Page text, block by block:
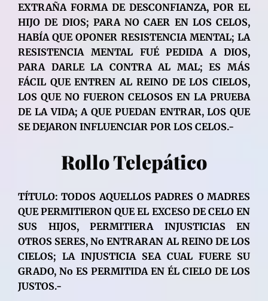
EXTRAÑA FORMA DE DESCONFIANZA, POR EL
HIJO DE DIOS; PARA NO CAER EN LOS CELOS,
HABÍA QUE OPONER RESISTENCIA MENTAL; LA
RESISTENCIA MENTAL FUÉ PEDIDA A DIOS,
PARA DARLE LA CONTRA AL MAL; ES MÁS
FÁCIL QUE ENTREN AL REINO DE LOS CIELOS,
LOS QUE NO FUERON CELOSOS EN LA PRUEBA
DE LA VIDA; A QUE PUEDAN ENTRAR, LOS QUE
SE DEJARON INFLUENCIAR POR LOS CELOS.-
Rollo Telepático
TÍTULO: TODOS AQUELLOS PADRES O MADRES
QUE PERMITIERON QUE EL EXCESO DE CELO EN
SUS HIJOS, PERMITIERA INJUSTICIAS EN
OTROS SERES, No ENTRARAN AL REINO DE LOS
CIELOS; LA INJUSTICIA SEA CUAL FUERE SU
GRADO, No ES PERMITIDA EN ÉL CIELO DE LOS
JUSTOS.-